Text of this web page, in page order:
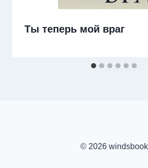
Ты теперь мой враг
© 2026 windsbook